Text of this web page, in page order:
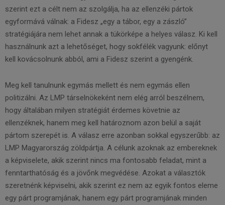
szerint ezt a célt nem az szolgálja, ha az ellenzéki pártok
egyformává válnak: a Fidesz „egy a tábor, egy a zászló”
stratégiájára nem lehet annak a tükörképe a helyes válasz. Ki kell
használnunk azt a lehetőséget, hogy sokfélék vagyunk: előnyt
kell kovácsolnunk abból, ami a Fidesz szerint a gyengénk.
Meg kell tanulnunk egymás mellett és nem egymás ellen
politizálni. Az LMP társelnökeként nem elég arról beszélnem,
hogy általában milyen stratégiát érdemes követnie az
ellenzéknek, hanem meg kell határoznom azon belül a saját
pártom szerepét is. A válasz erre azonban sokkal egyszerűbb: az
LMP Magyarország zöldpártja. A célunk azoknak az embereknek
a képviselete, akik szerint nincs ma fontosabb feladat, mint a
fenntarthatóság és a jövőnk megvédése. Azokat a választók
szeretnénk képviselni, akik szerint ez nem az egyik fontos eleme
egy párt programjának, hanem egy párt programjának minden